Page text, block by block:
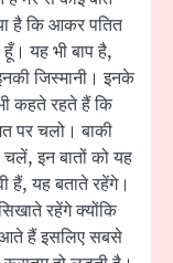
है कि आकर पतित
हूँ। यह भी बाप है,
जिस्मानी। इनके
कहते रहते हैं कि
पर चलो। बाकी
इन बातों को यह
हैं, यह बताते रहेंगे।
रहेंगे क्योंकि
हैं इसलिए सबसे